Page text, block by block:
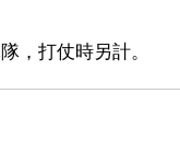
，打仗時另計。